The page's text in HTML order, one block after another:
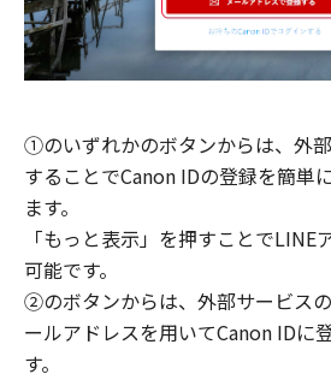
①のいずれかのボタンからは、外
することでCanon IDの登録を簡単
ます。
「もっと表示」を押すことでLINE
可能です。
②のボタンからは、外部サービス
ールアドレスを用いてCanon IDに
す。